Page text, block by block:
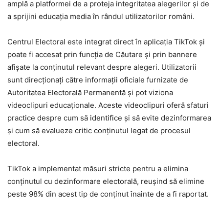
amplă a platformei de a proteja integritatea alegerilor și de
a sprijini educația media în rândul utilizatorilor români.
Centrul Electoral este integrat direct în aplicația TikTok și
poate fi accesat prin funcția de Căutare și prin bannere
afișate la conținutul relevant despre alegeri. Utilizatorii
sunt direcționați către informații oficiale furnizate de
Autoritatea Electorală Permanentă și pot viziona
videoclipuri educaționale. Aceste videoclipuri oferă sfaturi
practice despre cum să identifice și să evite dezinformarea
și cum să evalueze critic conținutul legat de procesul
electoral.
TikTok a implementat măsuri stricte pentru a elimina
conținutul cu dezinformare electorală, reușind să elimine
peste 98% din acest tip de conținut înainte de a fi raportat.